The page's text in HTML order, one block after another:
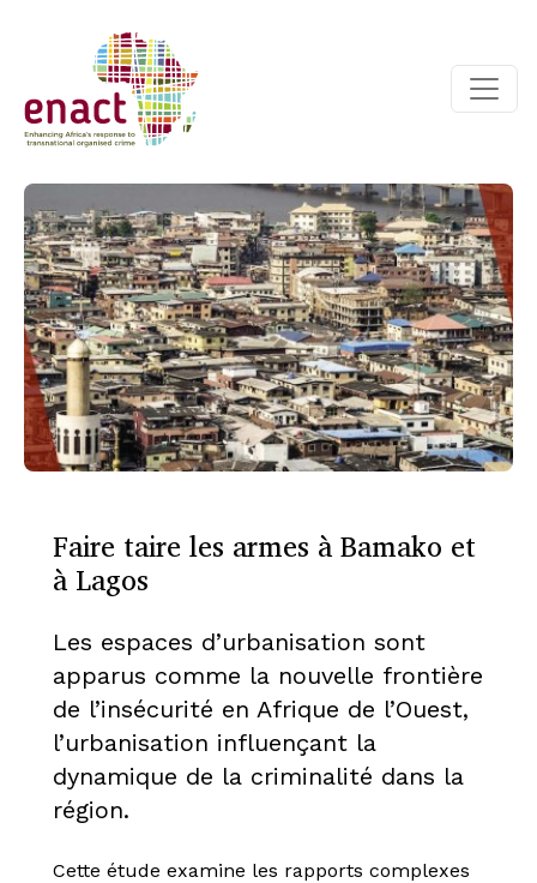
Faire taire les armes à Bamako et
à Lagos
Les espaces d’urbanisation sont
apparus comme la nouvelle frontière
de l’insécurité en Afrique de l’Ouest,
l’urbanisation influençant la
dynamique de la criminalité dans la
région.
Cette étude examine les rapports complexes